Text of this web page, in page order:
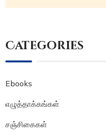
Categories
Ebooks
எழுத்தாக்கங்கள்
சஞ்சிகைகள்